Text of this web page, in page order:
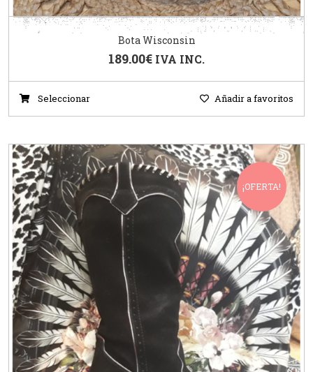
Bota Wisconsin
189.00€ IVA INC.
Seleccionar Añadir a favoritos
¡OFERTA!